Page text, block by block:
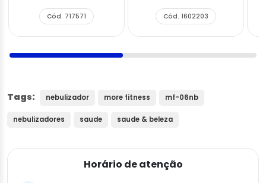
Cód. 717571 Cód. 1602203
Tags: nebulizador more fitness mf-06nb
nebulizadores saude saude & beleza
Horário de atenção